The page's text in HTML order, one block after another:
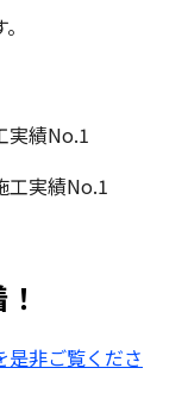
実績No.1
工実績No.1
是非ご覧くださ